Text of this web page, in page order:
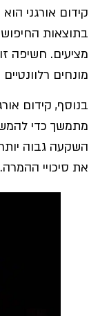
קידום אורגני
בתוצאות
מציעים. חשיפה
מונחים
בנוסף, קידום
מתמשך כדי
השקעה גבוה
את סיכויי ההמרה.